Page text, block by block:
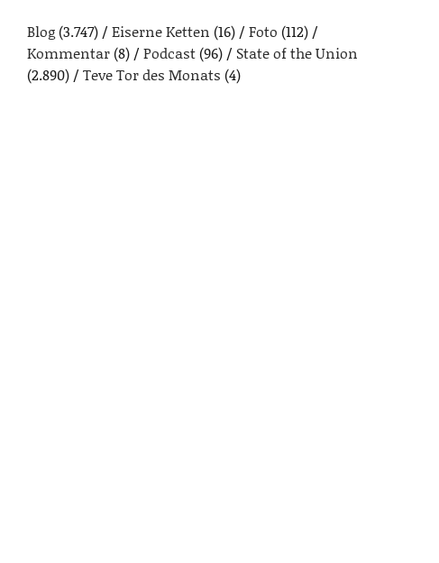
Blog(3.747) Eiserne Ketten (16) Foto (112)
Kommentar(8) Podcast(96)
State of the Union
(2.890)
Teve Tor des Monats (4)